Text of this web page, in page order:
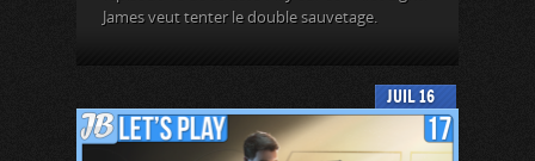
James veut tenter le double sauvetage.
16
JUIL